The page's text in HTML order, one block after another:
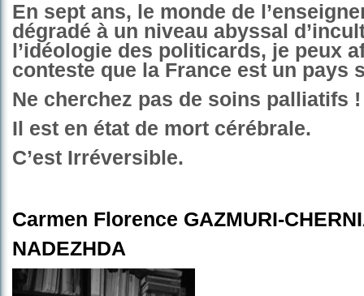
En sept ans, le monde de
dégradé à un niveau abyssal
l’idéologie des politicards, je peux
conteste que la France est un pays
Ne cherchez pas de soins palliatifs !
Il est en état de mort cérébrale.
C’est Irréversible.
Carmen Florence GAZMURI-
NADEZHDA